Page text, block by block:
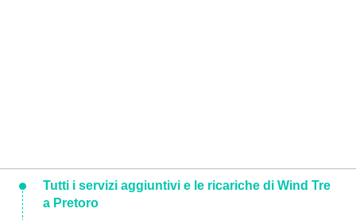
Tutti i servizi aggiuntivi e le ricariche di Wind Tre
a Pretoro